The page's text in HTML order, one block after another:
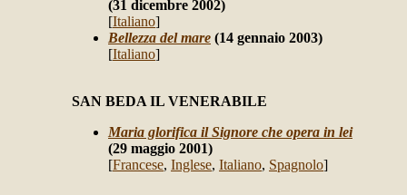
(31 dicembre 2002)
[Italiano]
Bellezza del mare (14 gennaio 2003)
[Italiano]
SAN BEDA IL VENERABILE
Maria glorifica il Signore che opera in lei
(29 maggio 2001)
[Francese, Inglese, Italiano, Spagnolo]